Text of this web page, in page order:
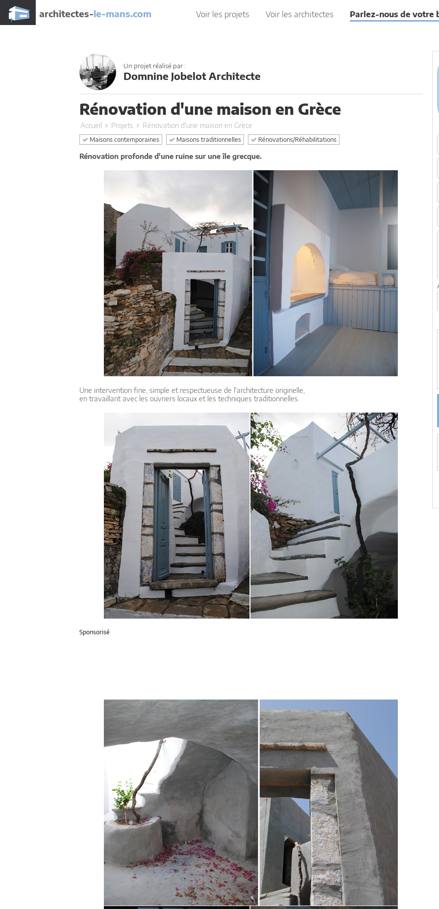
architectes-le-mans.com Voir les projets Voir les architectes Parlez-nous de votre
Un projet réalisé par :
Domnine Jobelot Architecte
Rénovation d'une maison en Grèce
Accueil Projets Rénovation d'une maison en Grèce
Maisons contemporaines Maisons traditionnelles Rénovations/Réhabilitations
Rénovation profonde d'une ruine sur une île grecque.
Une intervention fine, simple et respectueuse de l'architecture originelle,
en travaillant avec les ouvriers locaux et les techniques traditionnelles.
Sponsorisé